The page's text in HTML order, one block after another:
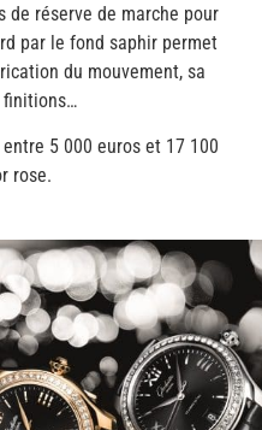
de réserve de marche pour
par le fond saphir permet
du mouvement, sa
finitions…
5 000 euros et 17 100
rose.